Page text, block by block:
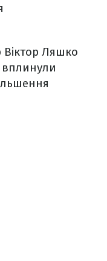
Віктор Ляшко